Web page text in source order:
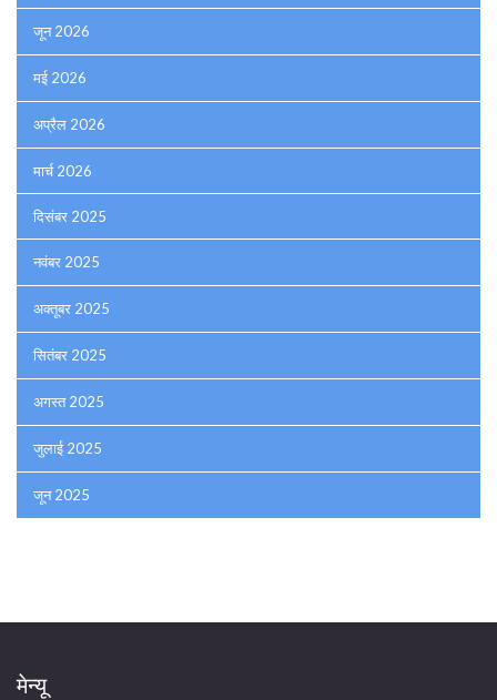
जून 2026
मई 2026
अप्रैल 2026
मार्च 2026
दिसंबर 2025
नवंबर 2025
अक्तूबर 2025
सितंबर 2025
अगस्त 2025
जुलाई 2025
जून 2025
मेन्यू